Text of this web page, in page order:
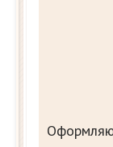
Оформляю